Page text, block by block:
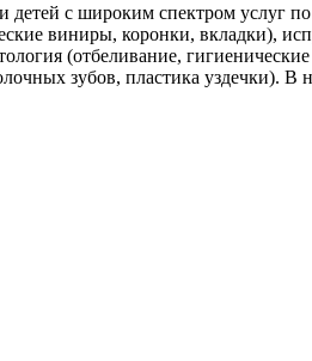
с широким спектром услуг
виниры, коронки, вкладки),
(отбеливание,
зубов, пластика уздечки).